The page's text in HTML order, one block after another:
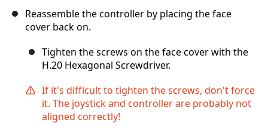
Reassemble the controller by placing the face
cover back on.
Tighten the screws on the face cover with the
H.20 Hexagonal Screwdriver.
If it's difficult to tighten the screws, don't force
it. The joystick and controller are probably not
aligned correctly!